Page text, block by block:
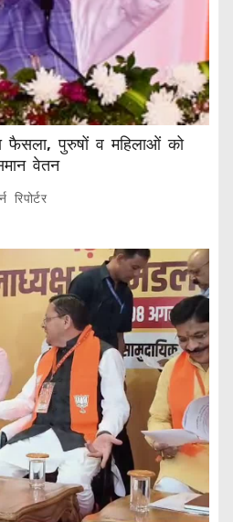
फैसला, पुरुषों व महिलाओं को
वेतन
रिपोर्टर